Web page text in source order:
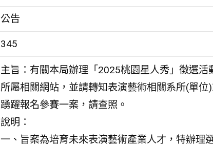
公告
345
主旨：有關本局辦理「2025桃園星人秀」徵選活
所屬相關網站，並請轉知表演藝術相關系所(單位
踴躍報名參賽一案，請查照。
說明：
一、旨案為培育未來表演藝術產業人才，特辦理